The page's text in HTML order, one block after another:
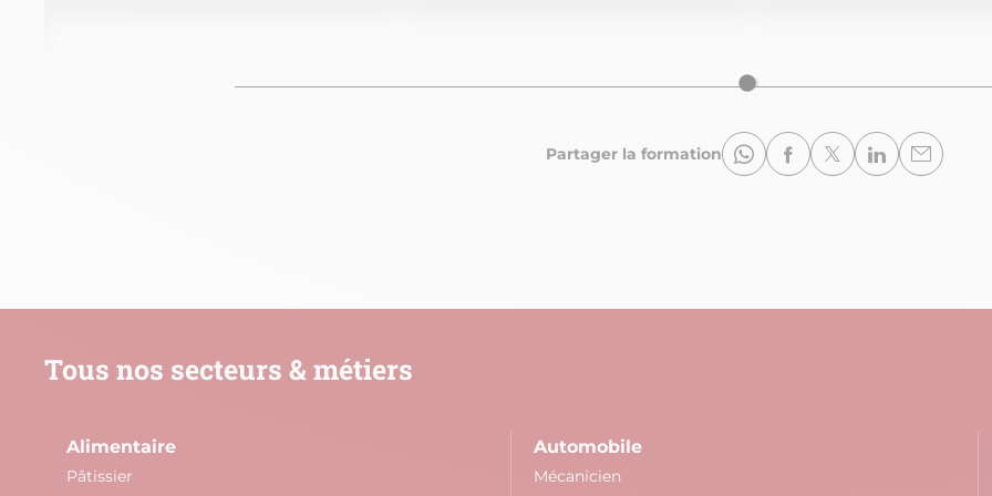
Partager la formation
Tous nos secteurs & métiers
Alimentaire
Pâtissier
Automobile
Mécanicien